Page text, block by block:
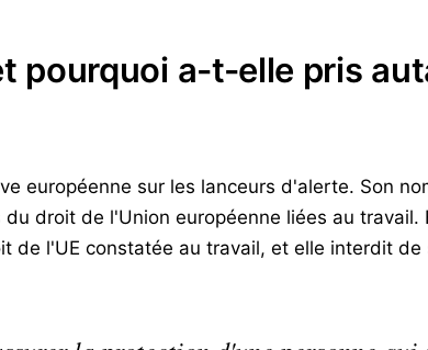
pourquoi a-t-elle pris
européenne sur les lanceurs d'alerte. Son
droit de l'Union européenne liées au travail.
de l'UE constatée au travail, et elle interdit